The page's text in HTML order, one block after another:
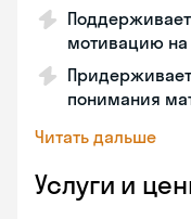
мотивацию на
понимания
Читать дальше
Услуги и